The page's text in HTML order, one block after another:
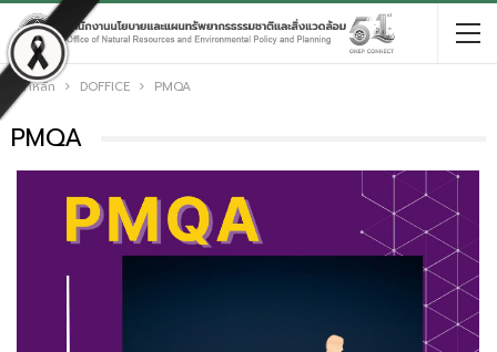
หน้าหลัก DOFFICE PMQA
PMQA